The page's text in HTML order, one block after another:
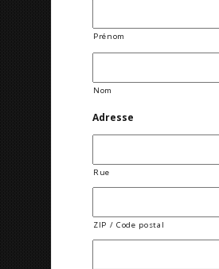
Prénom
Nom
Adresse
Rue
ZIP / Code postal